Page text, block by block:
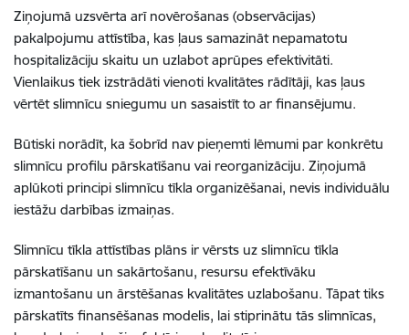
Ziņojumā uzsvērta arī novērošanas (observācijas)
pakalpojumu attīstība, kas ļaus samazināt nepamatotu
hospitalizāciju skaitu un uzlabot aprūpes efektivitāti.
Vienlaikus tiek izstrādāti vienoti kvalitātes rādītāji, kas ļaus
vērtēt slimnīcu sniegumu un sasaistīt to ar finansējumu.
Būtiski norādīt, ka šobrīd nav pieņemti lēmumi par konkrētu
slimnīcu profilu pārskatīšanu vai reorganizāciju. Ziņojumā
aplūkoti principi slimnīcu tīkla organizēšanai, nevis individuālu
iestāžu darbības izmaiņas.
Slimnīcu tīkla attīstības plāns ir vērsts uz slimnīcu tīkla
pārskatīšanu un sakārtošanu, resursu efektīvāku
izmantošanu un ārstēšanas kvalitātes uzlabošanu. Tāpat tiks
pārskatīts finansēšanas modelis, lai stiprinātu tās slimnīcas,